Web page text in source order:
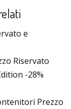
e
Riservato
-28%
Prezzo